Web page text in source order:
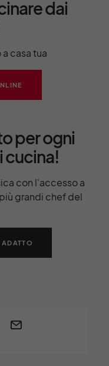
dai
casa tua
per ogni
cucina!
con l'accesso a
grandi chef del